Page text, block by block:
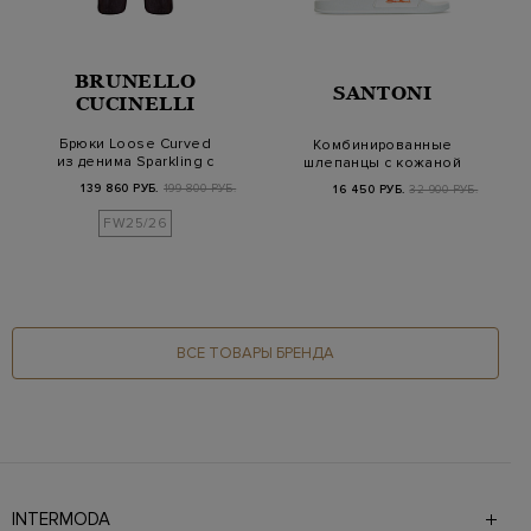
BRUNELLO
CUCINELLI
Брюки Loose Curved
из денима Sparkling с
деталью Монил…
139 860 РУБ. 199 800 РУБ.
FW25/26
SANTONI
Комбинированные
шлепанцы с кожаной
16 450 РУБ. 32 900 РУБ.
ВСЕ ТОВАРЫ БРЕНДА
INTERMODA